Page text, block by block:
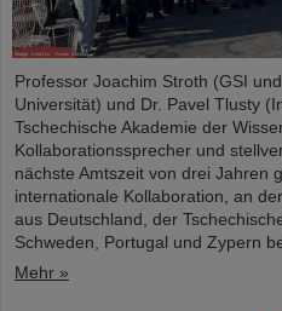
Professor Joachim Stroth (GSI
Universität) und Dr. Pavel Tlusty
Tschechische Akademie der
Kollaborationssprecher und
nächste Amtszeit von drei Jahren
internationale Kollaboration, an
aus Deutschland, der
Schweden, Portugal und Zypern
Mehr »